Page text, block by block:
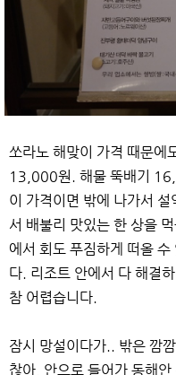
쏘라노 해맞이 가격 때문에
13,000원. 해물 뚝배기
이 가격이면 밖에 나가서
서 배불리 맛있는 한 상을
에서 회도 푸짐하게 떠올
다. 리조트 안에서 다 해결
참 어렵습니다.
잠시 망설이다가.. 밖은 깜
찮아, 안으로 들어가 동해